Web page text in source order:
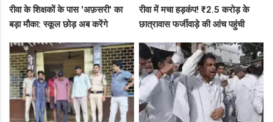
रीवा के शिक्षकों के पास 'अफ़सरी' का
बड़ा मौका: स्कूल छोड़ अब करेंगे
पर निकली भर्ती!
रीवा में मचा हड़कंप! ₹2.5 करोड़ के
छात्रावास फर्जीवाड़े की आंच पहुंची
एक्शन लेटर